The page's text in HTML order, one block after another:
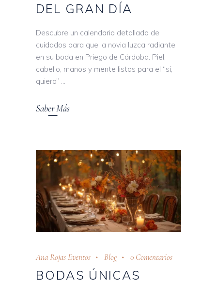
DEL GRAN DÍA
Descubre un calendario detallado de
cuidados para que la novia luzca radiante
en su boda en Priego de Córdoba. Piel,
cabello, manos y mente listos para el “sí,
quiero”
Saber Más
Ana Rojas Eventos Blog 0 Comentarios
BODAS ÚNICAS